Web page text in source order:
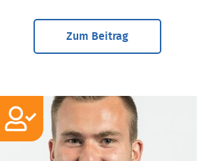
Zum Beitrag